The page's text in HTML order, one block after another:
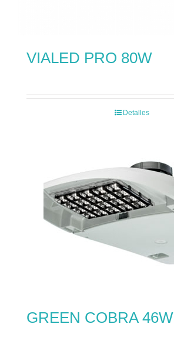
VIALED PRO 80W
Detalles
GREEN COBRA 46W